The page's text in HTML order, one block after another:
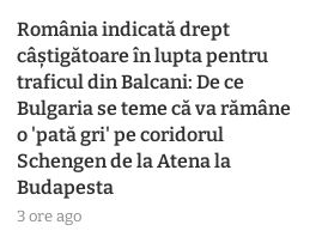
România indicată drept
câștigătoare în lupta pentru
traficul din Balcani: De ce
Bulgaria se teme că va rămâne
o 'pată gri' pe coridorul
Schengen de la Atena la
Budapesta
3 ore ago